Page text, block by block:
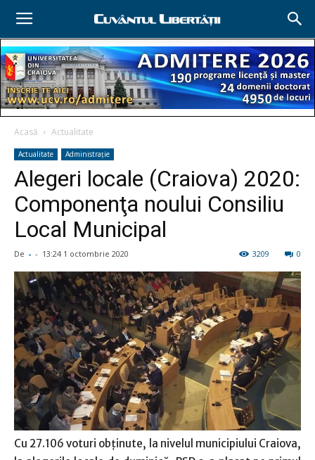
Acasă Actualitate
Actualitate Administraţie
Alegeri locale (Craiova) 2020:
Componenţa noului Consiliu
Local Municipal
De - - 13:24 1 octombrie 2020 0
3209
Cu 27.106 voturi obţinute, la nivelul municipiului Craiova,